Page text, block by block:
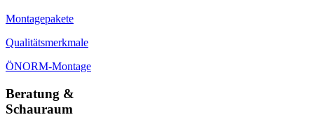
Montagepakete
Qualitätsmerkmale
ÖNORM-Montage
Beratung &
Schauraum